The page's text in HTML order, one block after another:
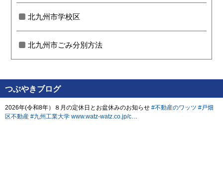
北九州市学校区
北九州市ごみ分別方法
つぶやきブログ